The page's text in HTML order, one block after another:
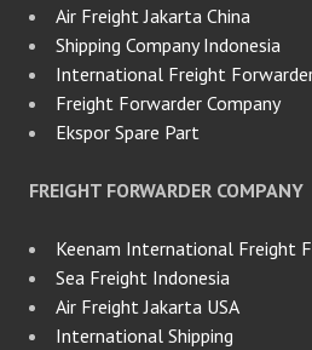
Air Freight Jakarta China
Shipping Company Indonesia
International Freight
Freight Forwarder Company
Ekspor Spare Part
FREIGHT FORWARDER COMPANY
Keenam International Freight
Sea Freight Indonesia
Air Freight Jakarta USA
International Shipping